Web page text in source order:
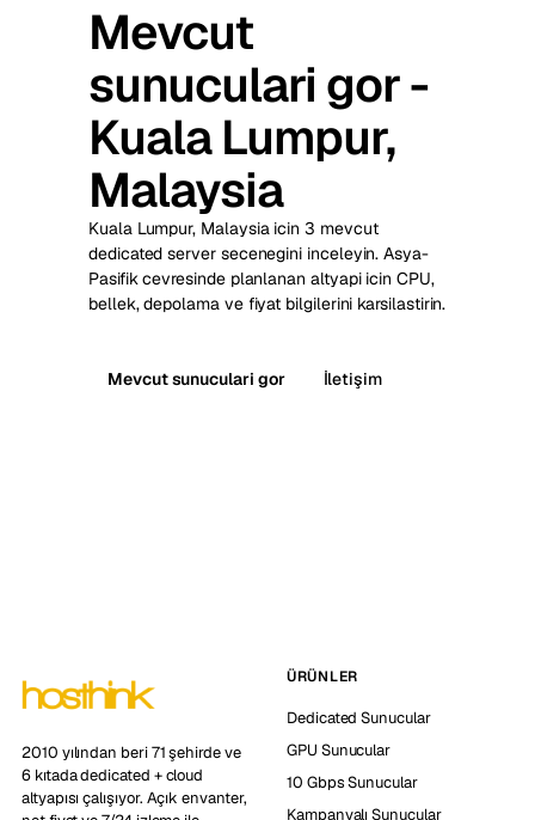
Mevcut
sunuculari gor -
Kuala Lumpur,
Malaysia
Kuala Lumpur, Malaysia icin 3 mevcut
dedicated server secenegini inceleyin. Asya-
Pasifik cevresinde planlanan altyapi icin CPU,
bellek, depolama ve fiyat bilgilerini karsilastirin.
Mevcut sunuculari gor İletişim
2010 yılından beri 71 şehirde ve
6 kıtada dedicated + cloud
altyapısı çalışıyor. Açık envanter,
ÜRÜNLER
Dedicated Sunucular
GPU Sunucular
10 Gbps Sunucular
Kampanyalı Sunucular